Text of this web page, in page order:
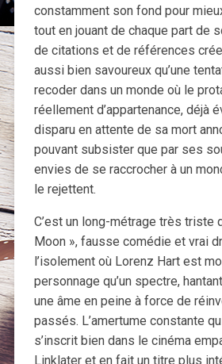
constamment son fond pour
tout en jouant de chaque part de
de citations et de références
aussi bien savoureux qu’une
recoder dans un monde où le
réellement d’appartenance, déjà
disparu en attente de sa mort
pouvant subsister que par ses
envies de se raccrocher à un
le rejettent.
C’est un long-métrage très triste
Moon », fausse comédie et vrai
l’isolement où Lorenz Hart est
personnage qu’un spectre,
une âme en peine à force de
passés. L’amertume constante
s’inscrit bien dans le cinéma
Linklater et en fait un titre plus